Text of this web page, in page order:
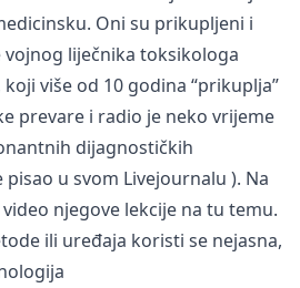
Oni su prikupljeni i
liječnika toksikologa
više od 10 godina “prikuplja”
prevare i radio je neko vrijeme
dijagnostičkih
pisao u svom Livejournalu ). Na
njegove lekcije na tu temu.
ili uređaja koristi se nejasna,